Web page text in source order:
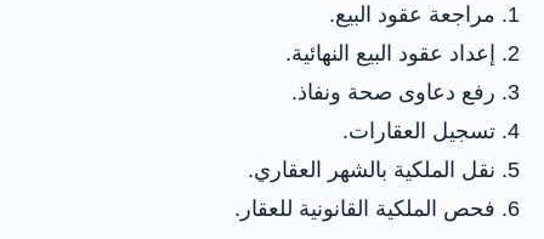
مراجعة عقود البيع.
إعداد عقود البيع النهائية.
رفع دعاوى صحة ونفاذ.
تسجيل العقارات.
نقل الملكية بالشهر العقاري.
فحص الملكية القانونية للعقار.